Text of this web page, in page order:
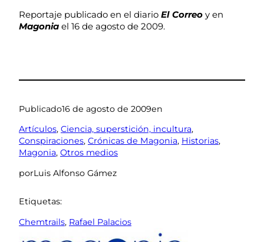
Reportaje publicado en el diario El Correo y en
Magonia el 16 de agosto de 2009.
Publicado16 de agosto de 2009en
Artículos, Ciencia, superstición, incultura
Conspiraciones, Crónicas de Magonia, Historias
Magonia, Otros medios
porLuis Alfonso Gámez
Etiquetas:
Chemtrails, Rafael Palacios